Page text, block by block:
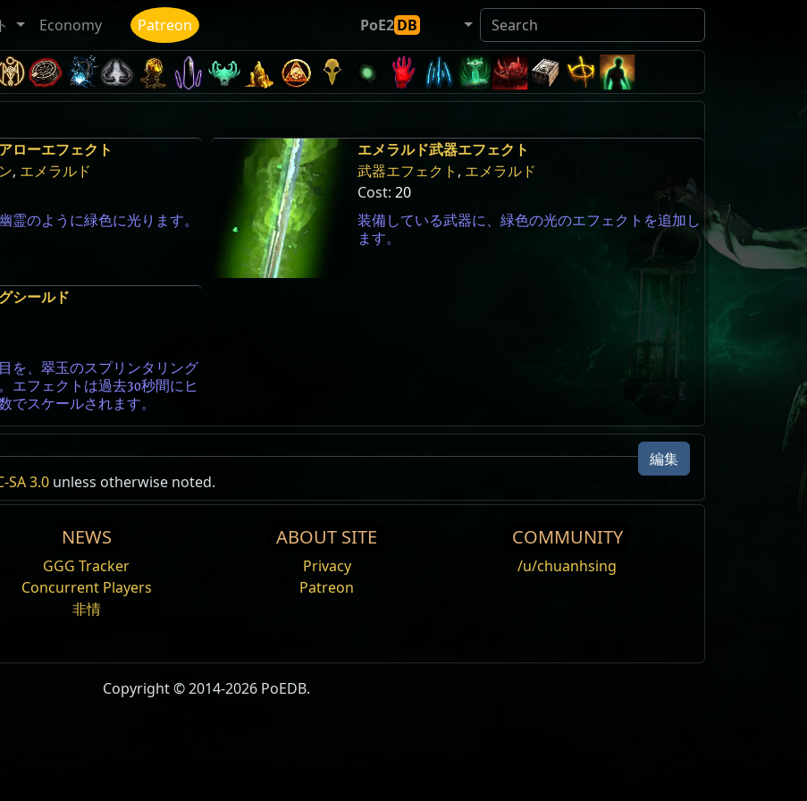
Economy Patreon PoE2DB
ローエフェクト
, エメラルド
霊のように緑色に光ります。
エメラルド武器エフェクト
武器エフェクト , エメラルド
Cost: 20
装備している武器に、緑色の光のエフェクトを追加し
ます。
シールド
を、翠玉のスプリンタリング
エフェクトは過去30秒間にヒ
でスケールされます。
編集
SA 3.0 unless otherwise noted.
NEWS
GGG Tracker
Concurrent Players
非情
ABOUT SITE
Privacy
Patreon
COMMUNITY
/u/chuanhsing
Copyright © 2014-2026 PoEDB.